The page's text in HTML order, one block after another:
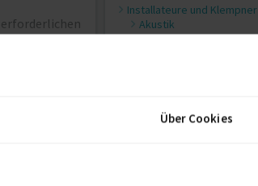
Über Cookies
Installateure und Klempner
Akustik
Transport und Verkehr: